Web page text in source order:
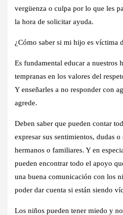
vergüenza o culpa por lo que les
la hora de solicitar ayuda.
¿Cómo saber si mi hijo es víctima
Es fundamental educar a nuestros
tempranas en los valores del
Y enseñarles a no responder con
agrede.
Deben saber que pueden contar
expresar sus sentimientos, dudas o
hermanos o familiares. Y en
pueden encontrar todo el apoyo
una buena comunicación con los
poder dar cuenta si están siendo
Los niños pueden tener miedo y